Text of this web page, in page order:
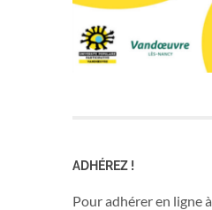
ADHÉREZ !
Pour adhérer en ligne à